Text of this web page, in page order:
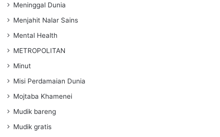
Meninggal Dunia
Menjahit Nalar Sains
Mental Health
METROPOLITAN
Minut
Misi Perdamaian Dunia
Mojtaba Khamenei
Mudik bareng
Mudik gratis